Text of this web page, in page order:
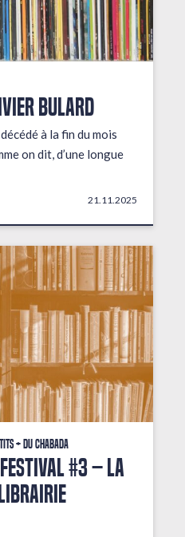
Bulard
à la fin du mois
on dit, d’une longue
21.11.2025
+ du Chabada
#3 – La